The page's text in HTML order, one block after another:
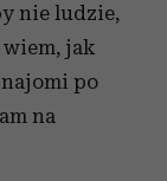
nie ludzie,
jak
po
na